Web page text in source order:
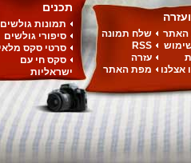
האתר
אצלנו
שלח תמונה
RSS
עזרה
מפת האתר
תכנים
תמונות גולשים
סיפורי גולשים
סרטי סקס
סקס חי עם
ישראליות